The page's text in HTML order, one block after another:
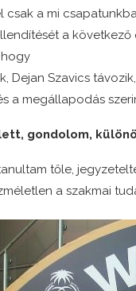
csak a mi
a következő
Dejan Szavics
a megállapodás
gondolom,
tőle,
a szakmai